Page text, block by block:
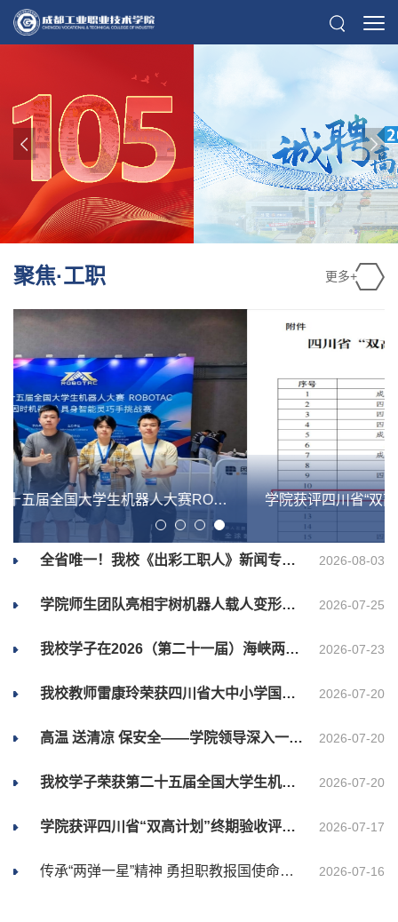
聚焦·工职 更多+
学院获评四川省“双高计划”终期验收评价优秀建设单位
全省唯一！我校《出彩工职人》新闻专题入选2026高校新闻扶持计划案例集 2026-08-03
学院师生团队亮相宇树机器人载人变形机甲全球首发活动 2026-07-25
我校学子在2026（第二十一届）海峡两岸暨港澳地区大学生计算机创新作品赛总决... 2026-07-23
我校教师雷康玲荣获四川省大中小学国家安全教育教师教学竞赛一等奖 2026-07-20
高温 送清凉 保安全——学院领导深入一线开展防暑降温慰问及安全生产督导工作 2026-07-20
我校学子荣获第二十五届全国大学生机器人大赛ROBOTAC具身智能灵巧手挑战赛全国... 2026-07-20
学院获评四川省“双高计划”终期验收评价优秀建设单位 2026-07-17
传承“两弹一星”精神 勇担职教报国使命——学院赴四川两弹一星干部学院开展党... 2026-07-16